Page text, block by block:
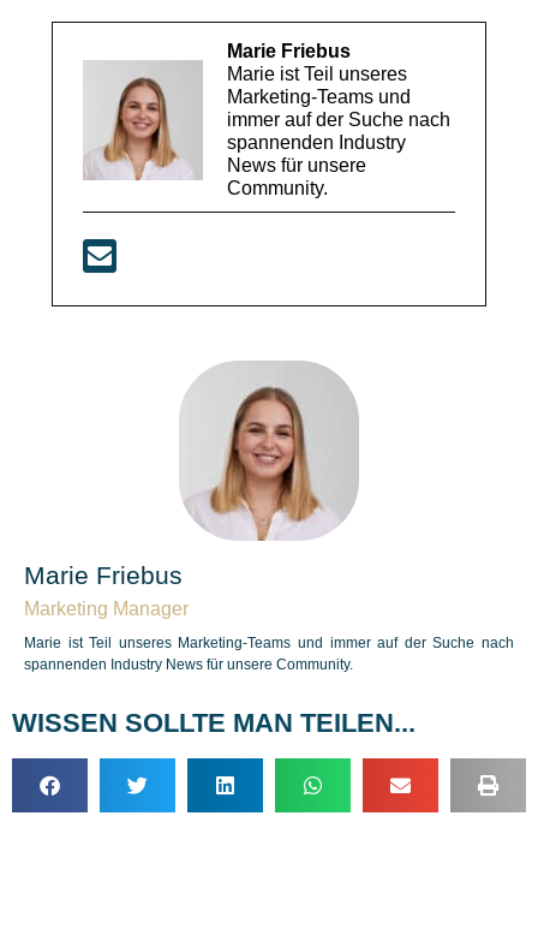
Marie Friebus
Marie ist Teil unseres
Marketing-Teams und
immer auf der Suche nach
spannenden Industry
News für unsere
Community.
Marie Friebus
Marketing Manager
Marie ist Teil unseres Marketing-Teams und immer auf der Suche nach
spannenden Industry News für unsere Community.
WISSEN SOLLTE MAN TEILEN...